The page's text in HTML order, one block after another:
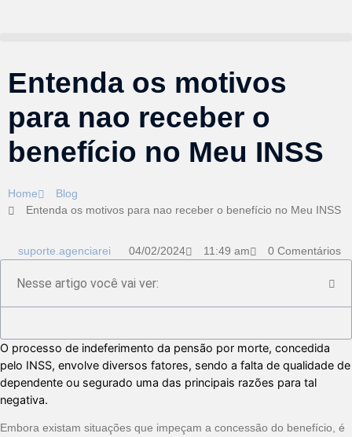
Entenda os motivos
para nao receber o
benefício no Meu INSS
Home
Blog
Entenda os motivos para nao receber o benefício no Meu INSS
suporte.agenciarei 04/02/2024 11:49 am 0 Comentários
Nesse artigo você vai ver:
O processo de indeferimento da pensão por morte, concedida
pelo INSS, envolve diversos fatores, sendo a falta de qualidade de
dependente ou segurado uma das principais razões para tal
negativa.
Embora existam situações que impeçam a concessão do benefício, é